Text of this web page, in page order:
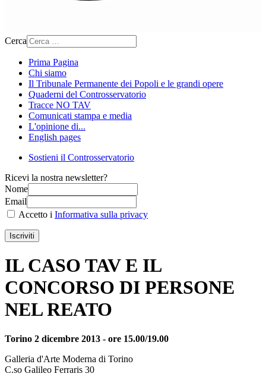
Cerca
Prima Pagina
Chi siamo
Il Tribunale Permanente dei Popoli e le grandi opere
Quaderni del Controsservatorio
Tracce NO TAV
Comunicati stampa e media
L'opinione di...
English pages
Sostieni il Controsservatorio
Ricevi la nostra newsletter?
Nome
Email
Accetto i Informativa sulla privacy
Iscriviti
IL CASO TAV E IL
CONCORSO DI PERSONE
NEL REATO
Torino 2 dicembre 2013 - ore 15.00/19.00
Galleria d'Arte Moderna di Torino
C.so Galileo Ferraris 30